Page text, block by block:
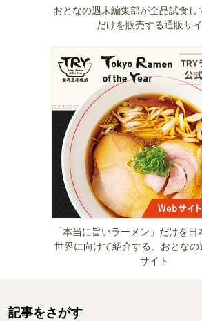
おとなの週末編集部が全品試食し
だけを販売する通販サ
「本当に旨いラーメン」だけを
世界に向けて紹介する、おとなの
サイト
記事をさがす